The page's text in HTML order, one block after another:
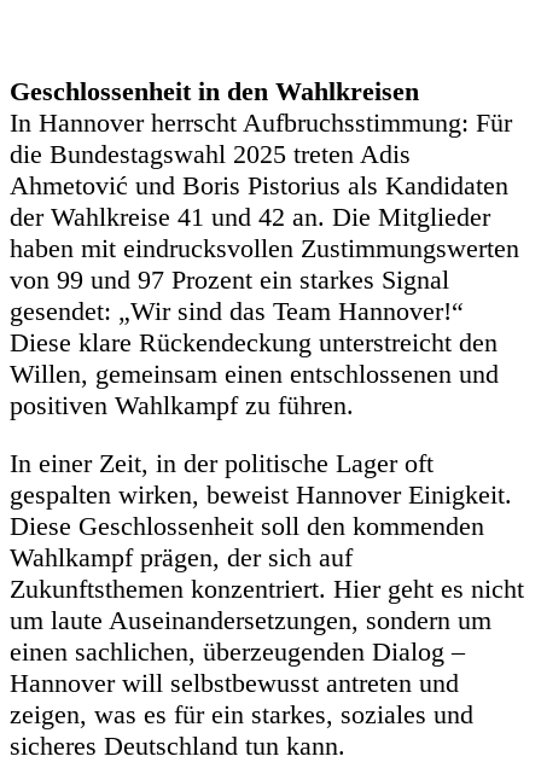
Geschlossenheit in den Wahlkreisen
In Hannover herrscht Aufbruchsstimmung: Für
die Bundestagswahl 2025 treten Adis
Ahmetović und Boris Pistorius als Kandidaten
der Wahlkreise 41 und 42 an. Die Mitglieder
haben mit eindrucksvollen Zustimmungswerten
von 99 und 97 Prozent ein starkes Signal
gesendet: „Wir sind das Team Hannover!“
Diese klare Rückendeckung unterstreicht den
Willen, gemeinsam einen entschlossenen und
positiven Wahlkampf zu führen.
In einer Zeit, in der politische Lager oft
gespalten wirken, beweist Hannover Einigkeit.
Diese Geschlossenheit soll den kommenden
Wahlkampf prägen, der sich auf
Zukunftsthemen konzentriert. Hier geht es nicht
um laute Auseinandersetzungen, sondern um
einen sachlichen, überzeugenden Dialog –
Hannover will selbstbewusst antreten und
zeigen, was es für ein starkes, soziales und
sicheres Deutschland tun kann.